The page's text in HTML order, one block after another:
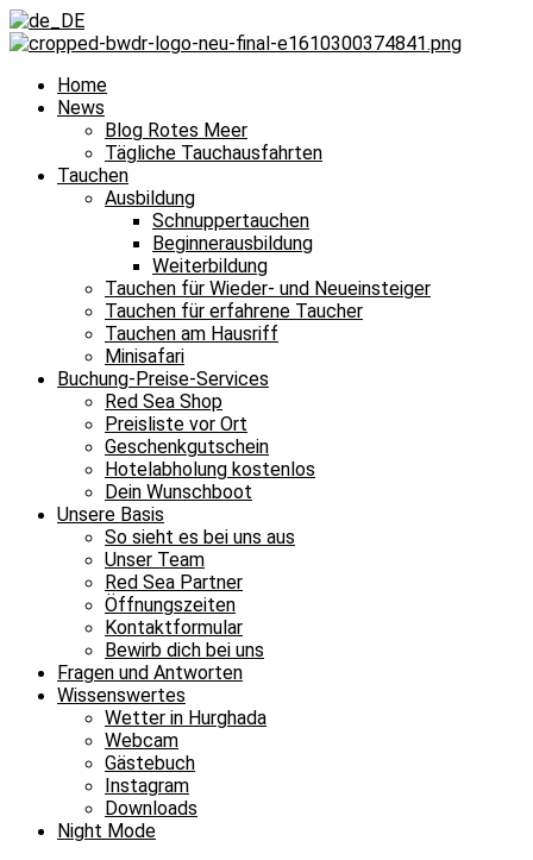
Home
News
Blog Rotes Meer
Tägliche Tauchausfahrten
Tauchen
Ausbildung
Schnuppertauchen
Beginnerausbildung
Weiterbildung
Tauchen für Wieder- und Neueinsteiger
Tauchen für erfahrene Taucher
Tauchen am Hausriff
Minisafari
Buchung-Preise-Services
Red Sea Shop
Preisliste vor Ort
Geschenkgutschein
Hotelabholung kostenlos
Dein Wunschboot
Unsere Basis
So sieht es bei uns aus
Unser Team
Red Sea Partner
Öffnungszeiten
Kontaktformular
Bewirb dich bei uns
Fragen und Antworten
Wissenswertes
Wetter in Hurghada
Webcam
Gästebuch
Instagram
Downloads
Night Mode